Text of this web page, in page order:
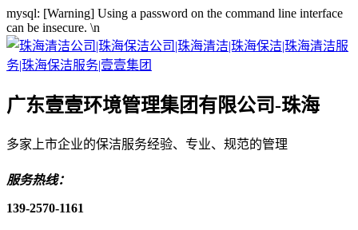
mysql: [Warning] Using a password on the command line interface
can be insecure. \n
广东壹壹环境管理集团有限公司-珠海
多家上市企业的保洁服务经验、专业、规范的管理
服务热线：
139-2570-1161